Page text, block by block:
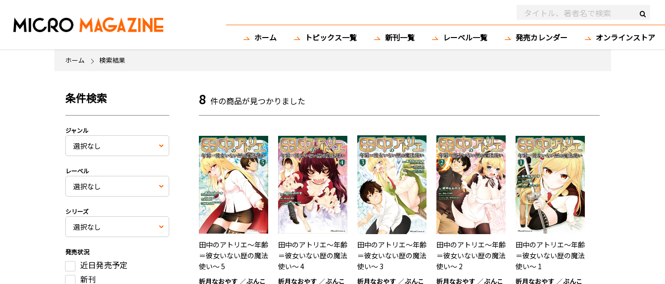
ホーム トピックス一覧 新刊一覧 レーベル一覧 発売カレンダー オンラインストア
ホーム 検索結果
条件検索
ジャンル
レーベル
シリーズ
発売状況
近日発売予定
新刊
8 件の商品が見つかりました
田中のアトリエ～年齢
＝彼女いない歴の魔法
使い～ 5
折月なおやす
ぶんこ
田中のアトリエ～年齢
＝彼女いない歴の魔法
使い～ 4
折月なおやす
ぶんこ
田中のアトリエ～年齢
＝彼女いない歴の魔法
使い～ 3
折月なおやす
ぶんこ
田中のアトリエ～年齢
＝彼女いない歴の魔法
使い～ 2
折月なおやす
ぶんこ
田中のアトリエ～年齢
＝彼女いない歴の魔法
使い～ 1
折月なおやす
ぶんこ